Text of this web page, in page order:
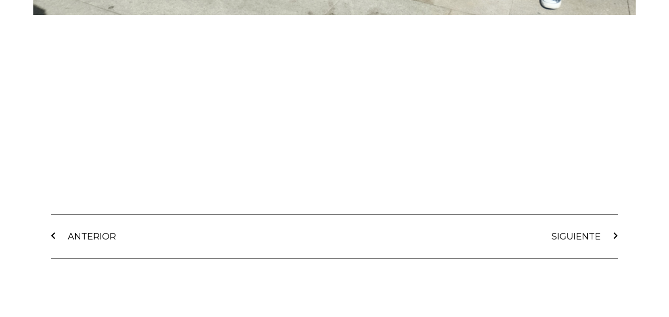
ANTERIOR SIGUIENTE